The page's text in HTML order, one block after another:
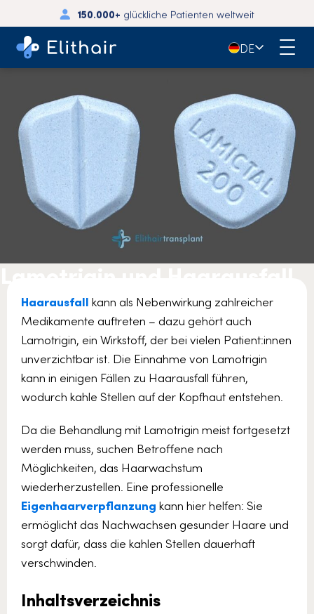
150.000+ glückliche Patienten weltweit
🇩🇪DE
Lamotrigin und Haarausfall
Haarausfall kann als Nebenwirkung zahlreicher
Medikamente auftreten – dazu gehört auch
Lamotrigin, ein Wirkstoff, der bei vielen Patient:innen
unverzichtbar ist. Die Einnahme von Lamotrigin
kann in einigen Fällen zu Haarausfall führen,
wodurch kahle Stellen auf der Kopfhaut entstehen.
Da die Behandlung mit Lamotrigin meist fortgesetzt
werden muss, suchen Betroffene nach
Möglichkeiten, das Haarwachstum
wiederherzustellen. Eine professionelle
Eigenhaarverpflanzung kann hier helfen: Sie
ermöglicht das Nachwachsen gesunder Haare und
sorgt dafür, dass die kahlen Stellen dauerhaft
verschwinden.
Inhaltsverzeichnis